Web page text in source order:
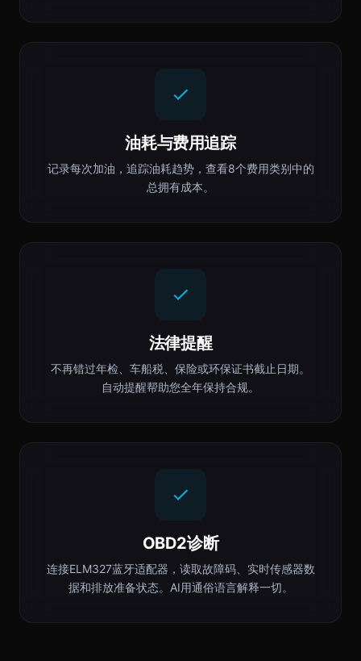
油耗与费用追踪
记录每次加油，追踪油耗趋势，查看8个费用类别中的
总拥有成本。
法律提醒
不再错过年检、车船税、保险或环保证书截止日期。
自动提醒帮助您全年保持合规。
OBD2诊断
连接ELM327蓝牙适配器，读取故障码、实时传感器数
据和排放准备状态。AI用通俗语言解释一切。